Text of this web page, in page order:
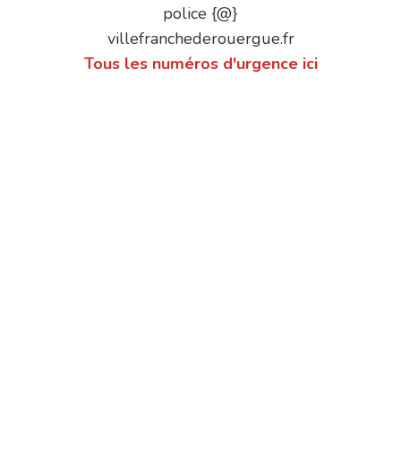
police {@}
villefranchederouergue.fr
Tous les numéros d'urgence ici